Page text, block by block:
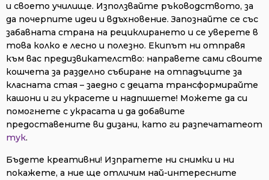
и своето училище. Използвайте ръководството, за
да почерпите идеи и вдъхновение. Запознайте се със
забавната страна на рециклирането и се уверете в
това колко е лесно и полезно. Екипът ни oтправя
към вас предизвикателство: направете сами своите
кошчета за разделно събиране на отпадъците за
класната стая – заедно с децата трансформирайте
кашони и ги украсете и надпишете! Можете да си
помогнете с украсата и да добавите
предоставените ви дизани, като ги разпечататеот
тук.
Бъдете креативни! Изпратете ни снимки и ни
покажете, а ние ще отличим най-интересните